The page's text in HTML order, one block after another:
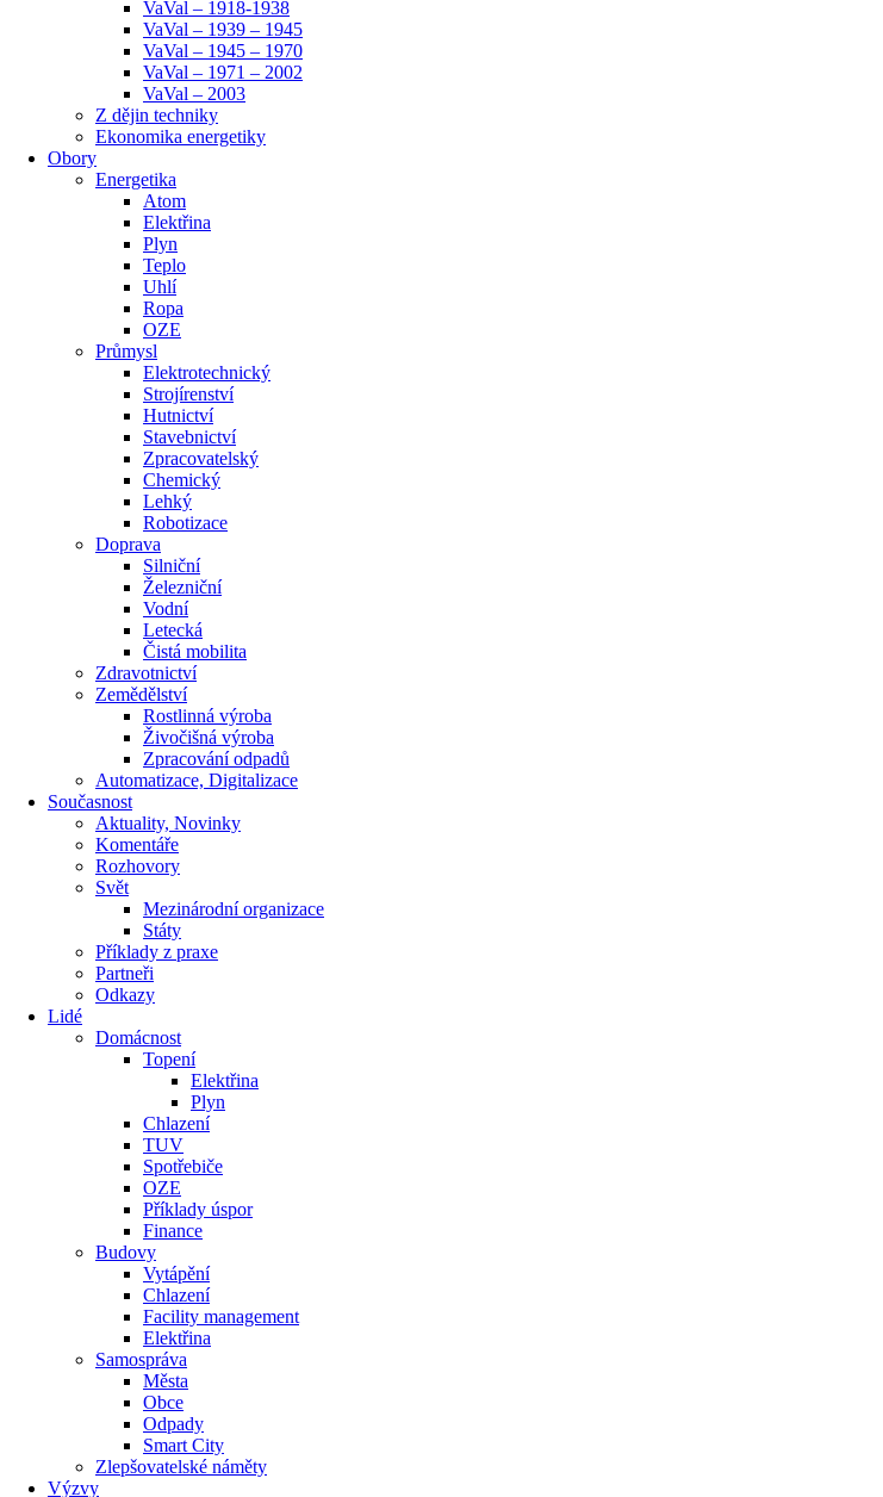
VaVal – 1918-1938
VaVal – 1939 – 1945
VaVal – 1945 – 1970
VaVal – 1971 – 2002
VaVal – 2003
Z dějin techniky
Ekonomika energetiky
Obory
Energetika
Atom
Elektřina
Plyn
Teplo
Uhlí
Ropa
OZE
Průmysl
Elektrotechnický
Strojírenství
Hutnictví
Stavebnictví
Zpracovatelský
Chemický
Lehký
Robotizace
Doprava
Silniční
Železniční
Vodní
Letecká
Čistá mobilita
Zdravotnictví
Zemědělství
Rostlinná výroba
Živočišná výroba
Zpracování odpadů
Automatizace, Digitalizace
Současnost
Aktuality, Novinky
Komentáře
Rozhovory
Svět
Mezinárodní organizace
Státy
Příklady z praxe
Partneři
Odkazy
Lidé
Domácnost
Topení
Elektřina
Plyn
Chlazení
TUV
Spotřebiče
OZE
Příklady úspor
Finance
Budovy
Vytápění
Chlazení
Facility management
Elektřina
Samospráva
Města
Obce
Odpady
Smart City
Zlepšovatelské náměty
Výzvy